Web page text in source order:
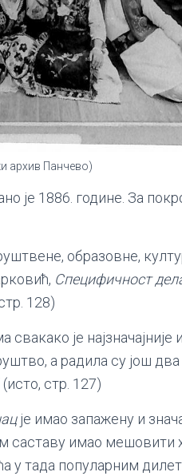
архив Панчево)
је 1886. године. За
образовне,
Специфичност
128)
је најзначајније
а радила су још
(исто, стр. 127)
је имао запажену и
имао мешовити
у тада популарним